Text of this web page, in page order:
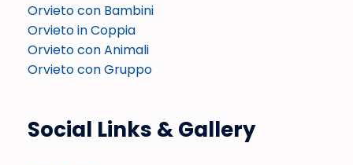
Orvieto con Bambini
Orvieto in Coppia
Orvieto con Animali
Orvieto con Gruppo
Social Links & Gallery